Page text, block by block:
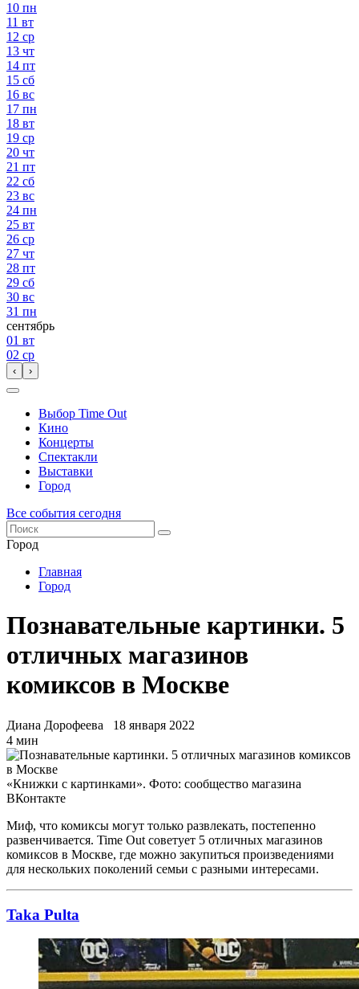
10 пн
11 вт
12 ср
13 чт
14 пт
15 сб
16 вс
17 пн
18 вт
19 ср
20 чт
21 пт
22 сб
23 вс
24 пн
25 вт
26 ср
27 чт
28 пт
29 сб
30 вс
31 пн
сентябрь
01 вт
02 ср
‹ ›
Выбор Time Out
Кино
Концерты
Спектакли
Выставки
Город
Все события сегодня
Город
Главная
Город
Познавательные картинки. 5
отличных магазинов
комиксов в Москве
Диана Дорофеева
18 января 2022
4 мин
«Книжки с картинками». Фото: сообщество магазина
ВКонтакте
Миф, что комиксы могут только развлекать, постепенно
развенчивается. Time Out советует 5 отличных магазинов
комиксов в Москве, где можно закупиться произведениями
для нескольких поколений семьи с разными интересами.
Taka Pulta